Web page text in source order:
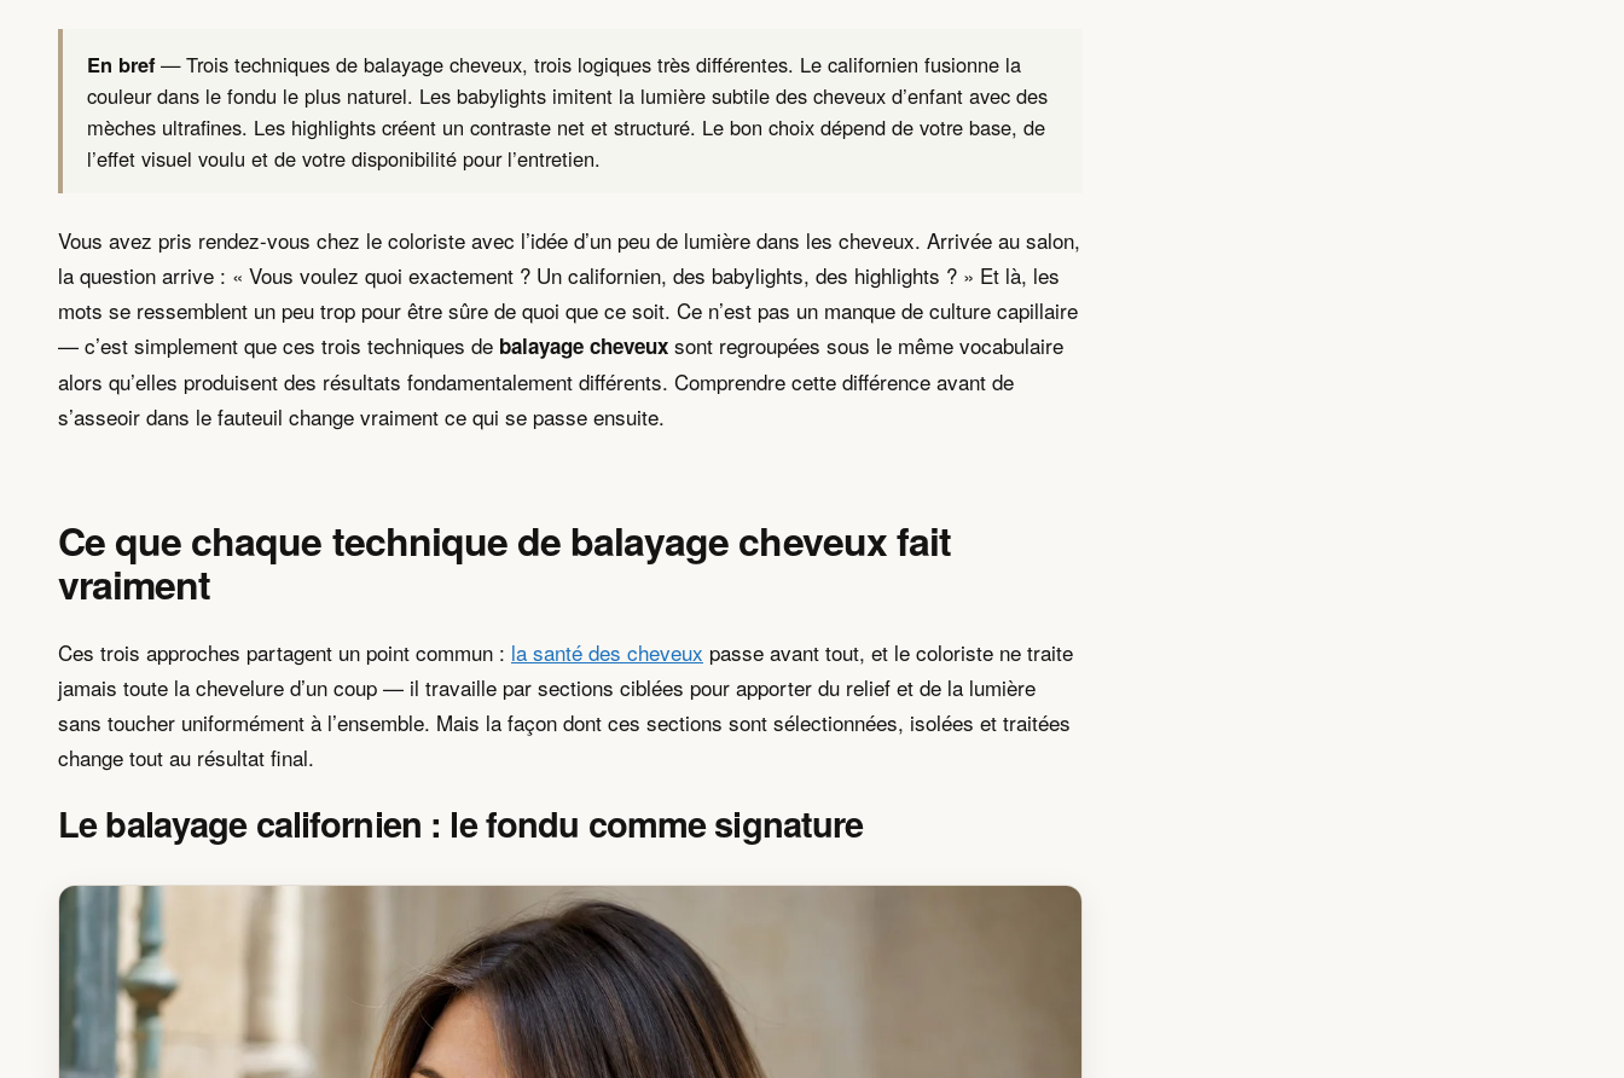
En bref— Trois techniques de balayage cheveux, trois logiques très différentes. Le californien fusionne la
couleur dans le fondu le plus naturel. Les babylights imitent la lumière subtile des cheveux d’enfant avec des
mèches ultrafines. Les highlights créent un contraste net et structuré. Le bon choix dépend de votre base, de
l’effet visuel voulu et de votre disponibilité pour l’entretien.
Vous avez pris rendez-vous chez le coloriste avec l’idée d’un peu de lumière dans les cheveux. Arrivée au salon,
la question arrive : « Vous voulez quoi exactement ? Un californien, des babylights, des highlights ? » Et là, les
mots se ressemblent un peu trop pour être sûre de quoi que ce soit. Ce n’est pas un manque de culture capillaire
— c’est simplement que ces trois techniques de balayage cheveux sont regroupées sous le même vocabulaire
alors qu’elles produisent des résultats fondamentalement différents. Comprendre cette différence avant de
s’asseoir dans le fauteuil change vraiment ce qui se passe ensuite.
Ce que chaque technique de balayage cheveux fait
vraiment
Ces trois approches partagent un point commun : la santé des cheveux passe avant tout, et le coloriste ne traite
jamais toute la chevelure d’un coup — il travaille par sections ciblées pour apporter du relief et de la lumière
sans toucher uniformément à l’ensemble. Mais la façon dont ces sections sont sélectionnées, isolées et traitées
change tout au résultat final.
Le balayage californien : le fondu comme signature